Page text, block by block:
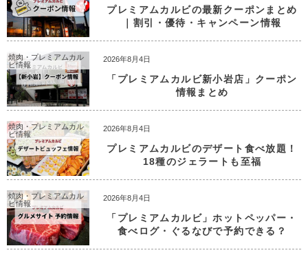
プレミアムカルビの最新クーポンまとめ
｜割引・優待・キャンペーン情報
焼肉・プレミアムカル
ビ情報
2026年8月4日
「プレミアムカルビ新小岩店」クーポン
情報まとめ
焼肉・プレミアムカル
ビ情報
2026年8月4日
プレミアムカルビのデザート食べ放題！
18種のジェラートも至福
焼肉・プレミアムカル
ビ情報
2026年8月4日
「プレミアムカルビ」ホットペッパー・
食べログ・ぐるなびで予約できる？